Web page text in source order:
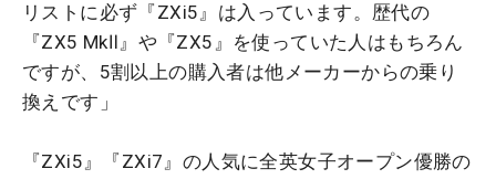
リストに必ず『ZXi5』は入っています。歴代の
『ZX5 MkⅡ』や『ZX5』を使っていた人はもちろん
ですが、5割以上の購入者は他メーカーからの乗り
換えです」
『ZXi5』『ZXi7』の人気に全英女子オープン優勝の